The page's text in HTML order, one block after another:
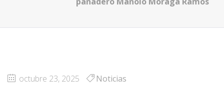
octubre 23, 2025 Noticias